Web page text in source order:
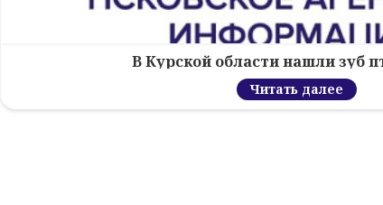
В Курской области нашли зуб
Читать далее